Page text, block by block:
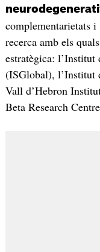
complementarietats i
recerca amb els
estratègica:
(ISGlobal), l’Institut
Vall d’Hebron
Beta Research